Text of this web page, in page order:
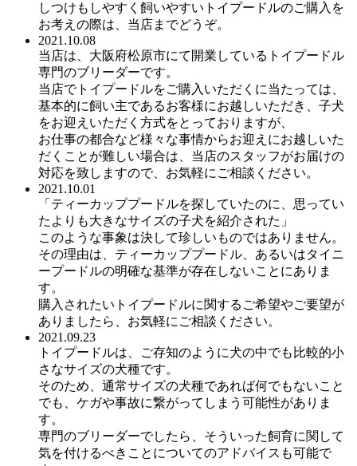
しつけもしやすく飼いやすいトイプードルのご購入を
お考えの際は、当店までどうぞ。
2021.10.08
当店は、大阪府松原市にて開業しているトイプードル
専門のブリーダーです。
当店でトイプードルをご購入いただくに当たっては、
基本的に飼い主であるお客様にお越しいただき、子犬
をお迎えいただく方式をとっておりますが、
お仕事の都合など様々な事情からお迎えにお越しいた
だくことが難しい場合は、当店のスタッフがお届けの
対応を致しますので、お気軽にご相談ください。
2021.10.01
「ティーカッププードルを探していたのに、思ってい
たよりも大きなサイズの子犬を紹介された」
このような事象は決して珍しいものではありません。
その理由は、ティーカッププードル、あるいはタイニ
ープードルの明確な基準が存在しないことにありま
す。
購入されたいトイプードルに関するご希望やご要望が
ありましたら、お気軽にご相談ください。
2021.09.23
トイプードルは、ご存知のように犬の中でも比較的小
さなサイズの犬種です。
そのため、通常サイズの犬種であれば何でもないこと
でも、ケガや事故に繋がってしまう可能性がありま
す。
専門のブリーダーでしたら、そういった飼育に関して
気を付けるべきことについてのアドバイスも可能で